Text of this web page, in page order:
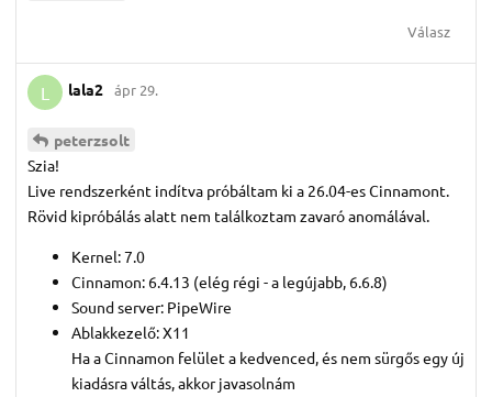
Válasz
L lala2 ápr 29.
peterzsolt
Szia!
Live rendszerként indítva próbáltam ki a 26.04-es Cinnamont.
Rövid kipróbálás alatt nem találkoztam zavaró anomálával.
Kernel: 7.0
Cinnamon: 6.4.13 (elég régi - a legújabb, 6.6.8)
Sound server: PipeWire
Ablakkezelő: X11
Ha a Cinnamon felület a kedvenced, és nem sürgős egy új
kiadásra váltás, akkor javasolnám